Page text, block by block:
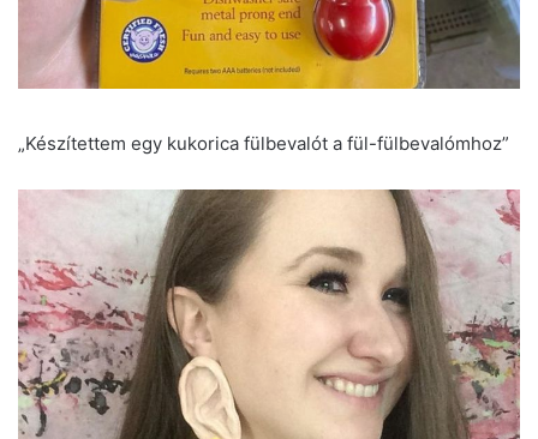
„Készítettem egy kukorica fülbevalót a fül-fülbevalómhoz”